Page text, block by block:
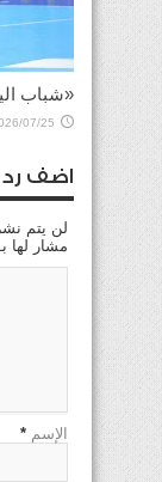
«شباب
07/25
اضف رد
لن يتم
مشار لها
الإسم *